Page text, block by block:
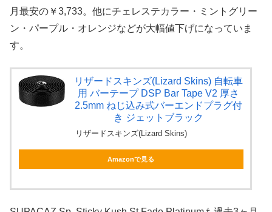
月最安の￥3,733。他にチェレステカラー・ミントグリー
ン・パープル・オレンジなどが大幅値下げになっていま
す。
リザードスキンズ(Lizard Skins) 自転車
用 バーテープ DSP Bar Tape V2 厚さ
2.5mm ねじ込み式バーエンドプラグ付
き ジェットブラック
リザードスキンズ(Lizard Skins)
Amazonで見る